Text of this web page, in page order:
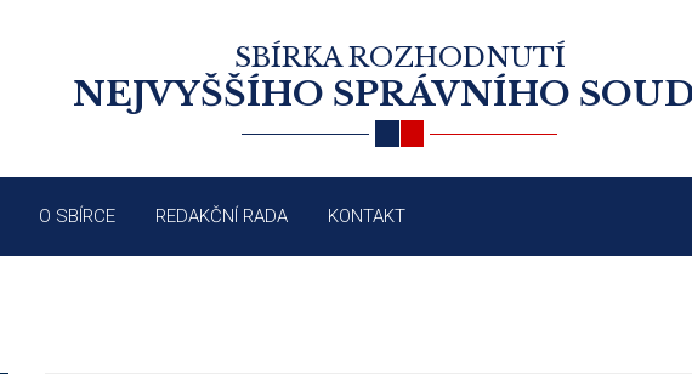
SBÍRKA ROZHODNUTÍ
NEJVYŠŠÍHO SPRÁVNÍHO
O SBÍRCE REDAKČNÍ RADA KONTAKT